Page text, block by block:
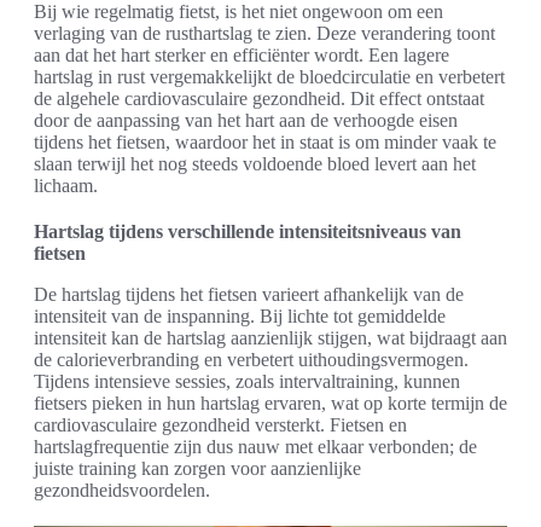
Bij wie regelmatig fietst, is het niet ongewoon om een
verlaging van de rusthartslag te zien. Deze verandering toont
aan dat het hart sterker en efficiënter wordt. Een lagere
hartslag in rust vergemakkelijkt de bloedcirculatie en verbetert
de algehele cardiovasculaire gezondheid. Dit effect ontstaat
door de aanpassing van het hart aan de verhoogde eisen
tijdens het fietsen, waardoor het in staat is om minder vaak te
slaan terwijl het nog steeds voldoende bloed levert aan het
lichaam.
Hartslag tijdens verschillende intensiteitsniveaus van
fietsen
De hartslag tijdens het fietsen varieert afhankelijk van de
intensiteit van de inspanning. Bij lichte tot gemiddelde
intensiteit kan de hartslag aanzienlijk stijgen, wat bijdraagt aan
de calorieverbranding en verbetert uithoudingsvermogen.
Tijdens intensieve sessies, zoals intervaltraining, kunnen
fietsers pieken in hun hartslag ervaren, wat op korte termijn de
cardiovasculaire gezondheid versterkt. Fietsen en
hartslagfrequentie zijn dus nauw met elkaar verbonden; de
juiste training kan zorgen voor aanzienlijke
gezondheidsvoordelen.